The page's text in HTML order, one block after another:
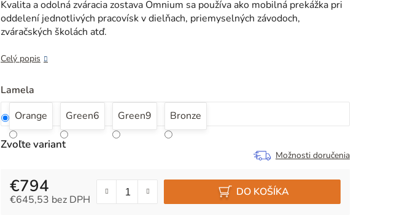
je
0,0
z
hviezdičiek.
Kvalita a odolná zváracia zostava Omnium sa používa ako mobilná prekážka pri
oddelení jednotlivých pracovísk v dielňach, priemyselných závodoch,
zváračských školách atď.
Celý popis
Lamela
Orange
Green6 Green9 Bronze
Zvoľte variant
Možnosti doručenia
€794
€645,53 bez DPH
DO KOŠÍKA